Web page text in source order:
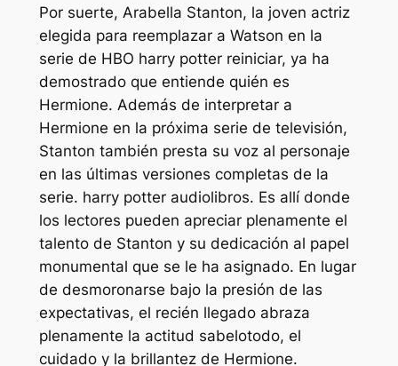
Por suerte, Arabella Stanton, la joven actriz
elegida para reemplazar a Watson en la
serie de HBO harry potterreiniciar, ya ha
demostrado que entiende quién es
Hermione. Además de interpretar a
Hermione en la próxima serie de televisión,
Stanton también presta su voz al personaje
en las últimas versiones completas de la
serie. harry potteraudiolibros. Es allí donde
los lectores pueden apreciar plenamente el
talento de Stanton y su dedicación al papel
monumental que se le ha asignado. En lugar
de desmoronarse bajo la presión de las
expectativas, el recién llegado abraza
plenamente la actitud sabelotodo, el
cuidado y la brillantez de Hermione.